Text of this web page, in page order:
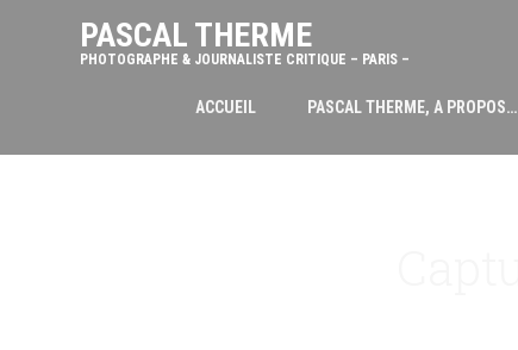
PASCAL THERME
PHOTOGRAPHE & JOURNALISTE CRITIQUE – PARIS –
ACCUEIL PASCAL THERME, A PROPOS…